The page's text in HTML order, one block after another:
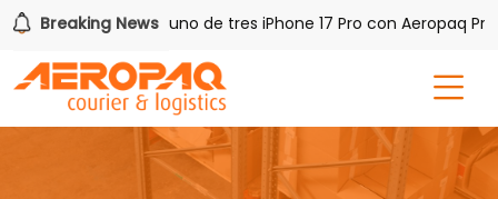
Breaking News
Gana uno de tres iPhone 17 Pro con Aeropaq Prime